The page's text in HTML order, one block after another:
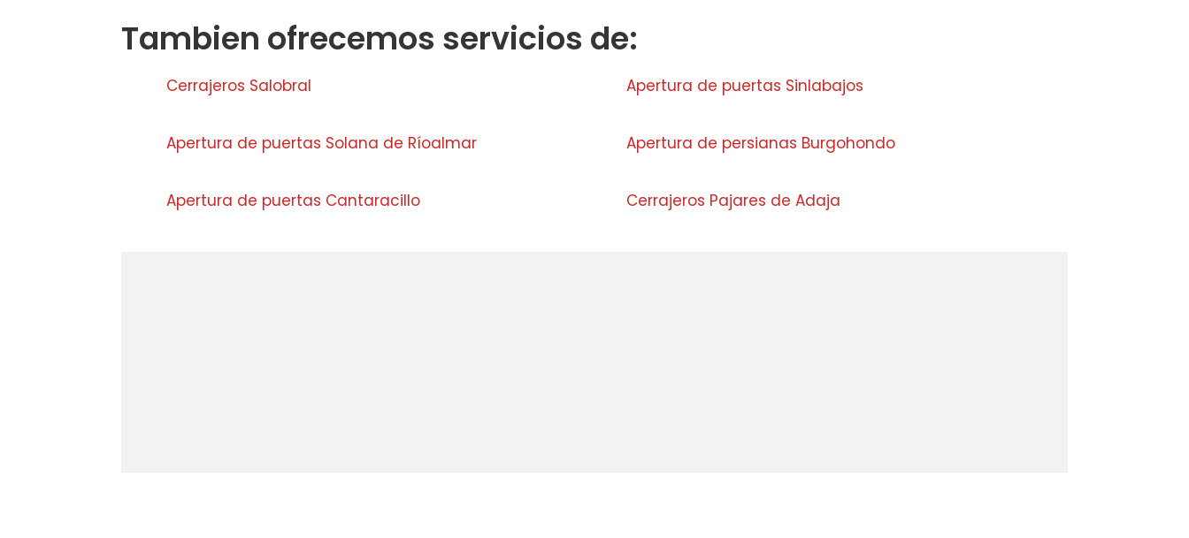
Tambien ofrecemos servicios de:
Cerrajeros Salobral Apertura de puertas Sinlabajos
Apertura de puertas Solana de Ríoalmar Apertura de persianas Burgohondo
Apertura de puertas Cantaracillo Cerrajeros Pajares de Adaja